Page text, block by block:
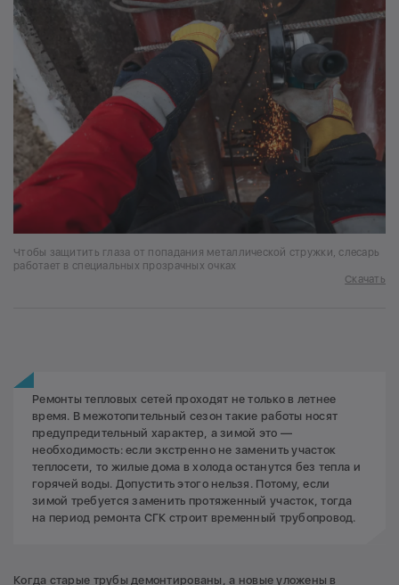
Чтобы защитить глаза от попадания металлической стружки, слесарь
работает в специальных прозрачных очках
Скачать
Ремонты тепловых сетей проходят не только в летнее
время. В межотопительный сезон такие работы носят
предупредительный характер, а зимой это —
необходимость: если экстренно не заменить участок
теплосети, то жилые дома в холода останутся без тепла и
горячей воды. Допустить этого нельзя. Потому, если
зимой требуется заменить протяженный участок, тогда
на период ремонта СГК строит временный трубопровод.
Когда старые трубы демонтированы, а новые уложены в